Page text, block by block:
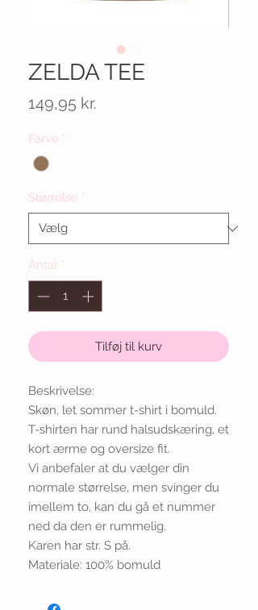
ZELDA TEE
149,95 kr.
Farve *
Størrelse *
Antal *
Tilføj til kurv
Beskrivelse:
Skøn, let sommer t-shirt i bomuld.
T-shirten har rund halsudskæring, et
kort ærme og oversize fit.
Vi anbefaler at du vælger din
normale størrelse, men svinger du
imellem to, kan du gå et nummer
ned da den er rummelig.
Karen har str. S på.
Materiale: 100% bomuld